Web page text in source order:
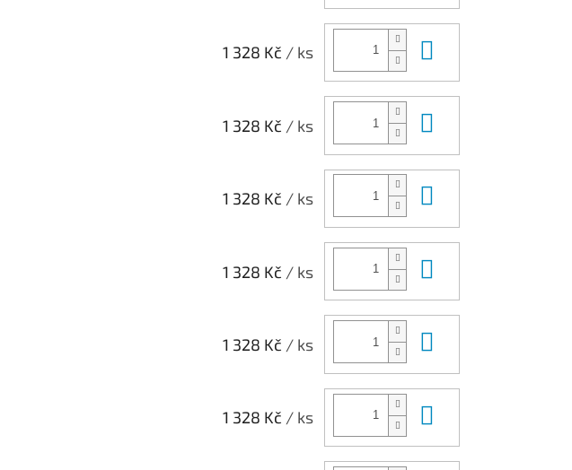
1 328 Kč / ks
1 328 Kč / ks
1 328 Kč / ks
1 328 Kč / ks
1 328 Kč / ks
1 328 Kč / ks